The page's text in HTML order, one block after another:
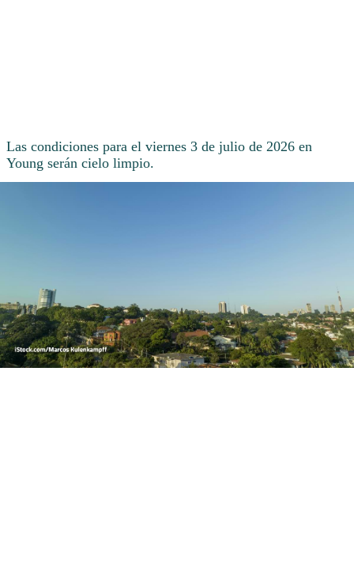
Las condiciones para el viernes 3 de julio de 2026 en
Young serán cielo limpio.